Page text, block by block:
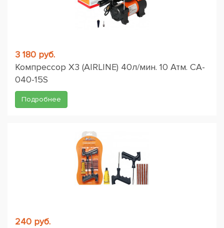
3 180 руб.
Компрессор X3 (AIRLINE) 40л/мин. 10 Атм. CA-
040-15S
Подробнее
240 руб.